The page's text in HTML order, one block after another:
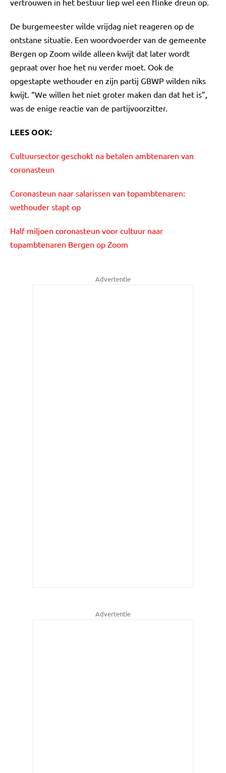
vertrouwen in het bestuur liep wel een flinke dreun op.
De burgemeester wilde vrijdag niet reageren op de
ontstane situatie. Een woordvoerder van de gemeente
Bergen op Zoom wilde alleen kwijt dat later wordt
gepraat over hoe het nu verder moet. Ook de
opgestapte wethouder en zijn partij GBWP wilden niks
kwijt. “We willen het niet groter maken dan dat het is”,
was de enige reactie van de partijvoorzitter.
LEES OOK:
Cultuursector geschokt na betalen ambtenaren van
coronasteun
Coronasteun naar salarissen van topambtenaren:
wethouder stapt op
Half miljoen coronasteun voor cultuur naar
topambtenaren Bergen op Zoom
Advertentie
Advertentie